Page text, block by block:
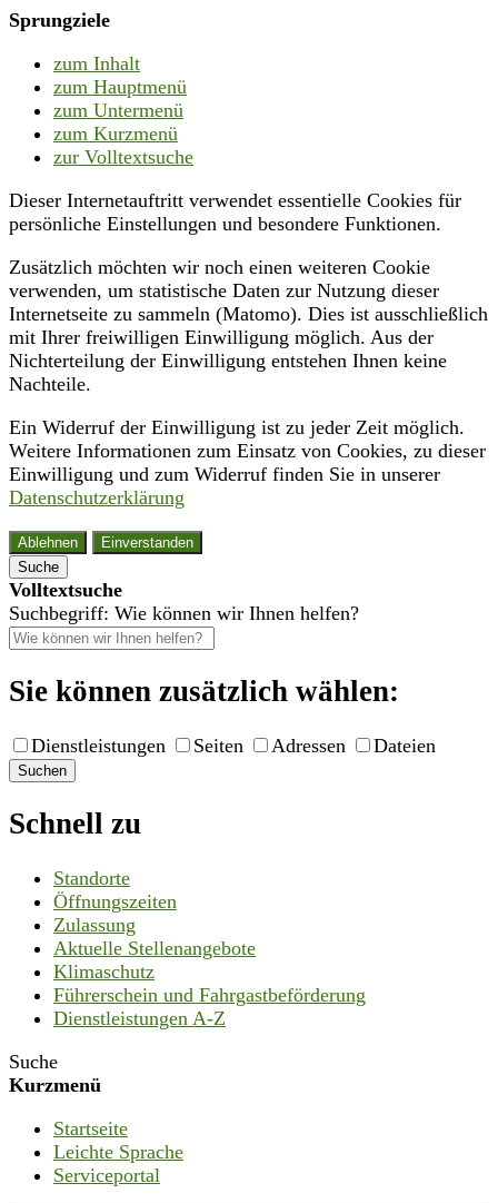
Sprungziele
zum Inhalt
zum Hauptmenü
zum Untermenü
zum Kurzmenü
zur Volltextsuche
Dieser Internetauftritt verwendet essentielle Cookies für
persönliche Einstellungen und besondere Funktionen.
Zusätzlich möchten wir noch einen weiteren Cookie
verwenden, um statistische Daten zur Nutzung dieser
Internetseite zu sammeln (Matomo). Dies ist ausschließlich
mit Ihrer freiwilligen Einwilligung möglich. Aus der
Nichterteilung der Einwilligung entstehen Ihnen keine
Nachteile.
Ein Widerruf der Einwilligung ist zu jeder Zeit möglich.
Weitere Informationen zum Einsatz von Cookies, zu dieser
Einwilligung und zum Widerruf finden Sie in unserer
Datenschutzerklärung
Ablehnen
Einverstanden
Suche
Volltextsuche
Suchbegriff: Wie können wir Ihnen helfen?
Sie können zusätzlich wählen:
Dienstleistungen Seiten Adressen Dateien
Suchen
Schnell zu
Standorte
Öffnungszeiten
Zulassung
Aktuelle Stellenangebote
Klimaschutz
Führerschein und Fahrgastbeförderung
Dienstleistungen A-Z
Suche
Kurzmenü
Startseite
Leichte Sprache
Serviceportal